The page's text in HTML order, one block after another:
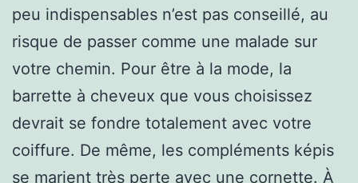
peu indispensables n’est pas conseillé, au
risque de passer comme une malade sur
votre chemin. Pour être à la mode, la
barrette à cheveux que vous choisissez
devrait se fondre totalement avec votre
coiffure. De même, les compléments képis
se marient très perte avec une cornette. À